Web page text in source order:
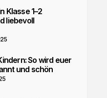
Klasse 1–2
liebevoll
So wird euer
und schön